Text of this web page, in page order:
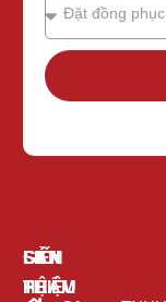
GIỚI
THIỆU
SẢN
PHẨM
LIÊN
HỆ